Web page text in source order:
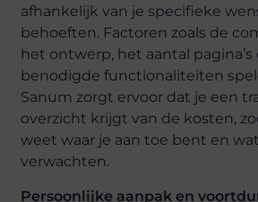
afhankelijk van je specifieke
behoeften. Factoren zoals de
het ontwerp, het aantal pagina’s
benodigde functionaliteiten
Sanum zorgt ervoor dat je een
overzicht krijgt van de kosten,
weet waar je aan toe bent en
verwachten.
Persoonlijke aanpak en